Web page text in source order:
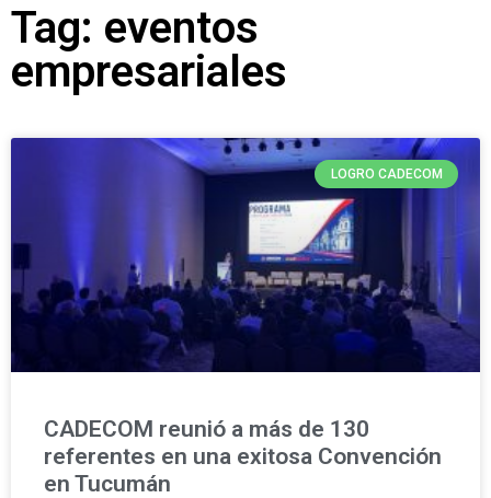
Tag: eventos
empresariales
LOGRO CADECOM
CADECOM reunió a más de 130
referentes en una exitosa Convención
en Tucumán